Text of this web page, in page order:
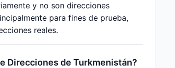
y no son direcciones
para fines de prueba,
reales.
Direcciones de Turkmenistán?